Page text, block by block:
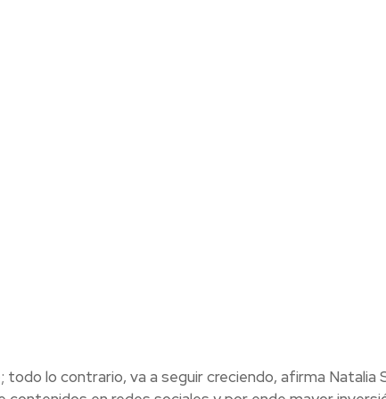
lo contrario, va a seguir creciendo, afirma Natalia